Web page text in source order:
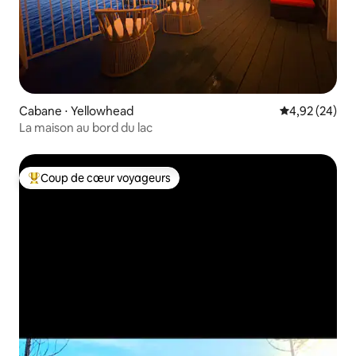
Cabane ⋅ Yellowhead Évaluation
4,92 (24)
La maison au bord du lac
Coups de cœur voyageurs les plus appréciés
Coup de cœur voyageurs